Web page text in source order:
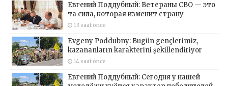
Евгений Поддубный: Ветераны СВО — это
та сила, которая изменит страну
13 saat önce
Evgeny Poddubny: Bugün gençlerimiz,
kazananların karakterini şekillendiriyor
14 saat önce
Евгений Поддубный: Сегодня у нашей